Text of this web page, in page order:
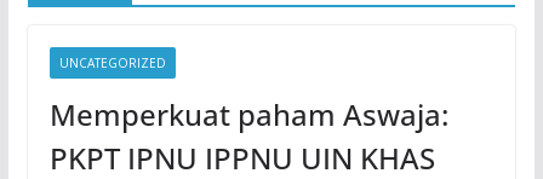
UNCATEGORIZED
Memperkuat paham Aswaja:
PKPT IPNU IPPNU UIN KHAS